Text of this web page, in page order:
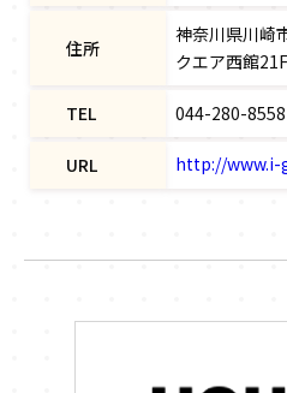
住所
神奈川県川崎
クエア西館21F
TEL 044-280-8558
URL http://www.i-